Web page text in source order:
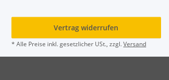
Vertrag widerrufen
* Alle Preise inkl. gesetzlicher USt., zzgl.Versand